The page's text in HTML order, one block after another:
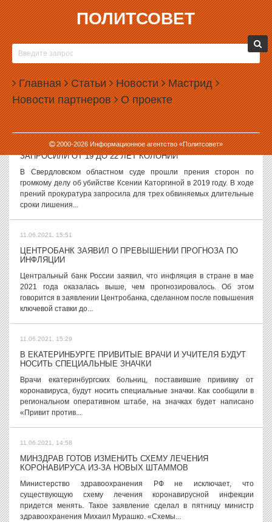
ПОЛИТСОВЕТ
Главная Статьи Новости Мастрид
Новости партнеров О проекте
2000-2026Информационное агентство «Политсовет»
11.06.2021, 17:16
ПУТИН ПОДПИСАЛ ЗАКОН ОБ «ОБОРОННОЙ ТАЙНЕ»
Президент России Владимир Путин подписал закон о введении
понятия «служебная тайна в области обороны». К такой
информации будут относиться сведения об обороне, не
считающиеся государственной тайной. ...
11.06.2021, 16:54
ОБВИНЯЕМЫМ В УБИЙСТВЕ КСЕНИИ КАТОРГИНОЙ
ЗАПРОСИЛИ ОТ 19 ДО 22 ЛЕТ КОЛОНИИ
В Свердловском областном суде прошли прения сторон по
громкому делу об убийстве Ксении Каторгиной в 2019 году. В ходе
прений прокуратура запросила для трех обвиняемых длительные
сроки лишения...
11.06.2021, 15:51
ЦЕНТРОБАНК ЗАЯВИЛ О ПРЕВЫШЕНИИ ПРОГНОЗА ПО
ИНФЛЯЦИИ
Центральный банк России заявил, что инфляция в стране в мае
2021 года оказалась выше, чем прогнозировалось. Об этом
говорится в заявлении Центробанка, сделанном после повышения
ключевой ставки до...
11.06.2021, 15:29
В ЕКАТЕРИНБУРГЕ ПРИВИТЫЕ ВРАЧИ И УЧИТЕЛЯ БУДУТ
НОСИТЬ СПЕЦИАЛЬНЫЕ ЗНАЧКИ
Врачи екатеринбургских больниц, поставившие прививку от
коронавируса, будут носить специальные значки. Как сообщили в
региональном оперативном штабе, на значках будет написано
«Привит против...
11.06.2021, 14:58
МИНЗДРАВ ГОТОВ ИЗМЕНИТЬ СХЕМУ ЛЕЧЕНИЯ
КОРОНАВИРУСА ИЗ-ЗА НОВЫХ ШТАММОВ
Министерство здравоохранения РФ не исключает, что
существующую схему лечения коронавирусной инфекции
придется менять. Такое заявление сделал в пятницу министр
здравоохранения Михаил Мурашко. «Схемы...